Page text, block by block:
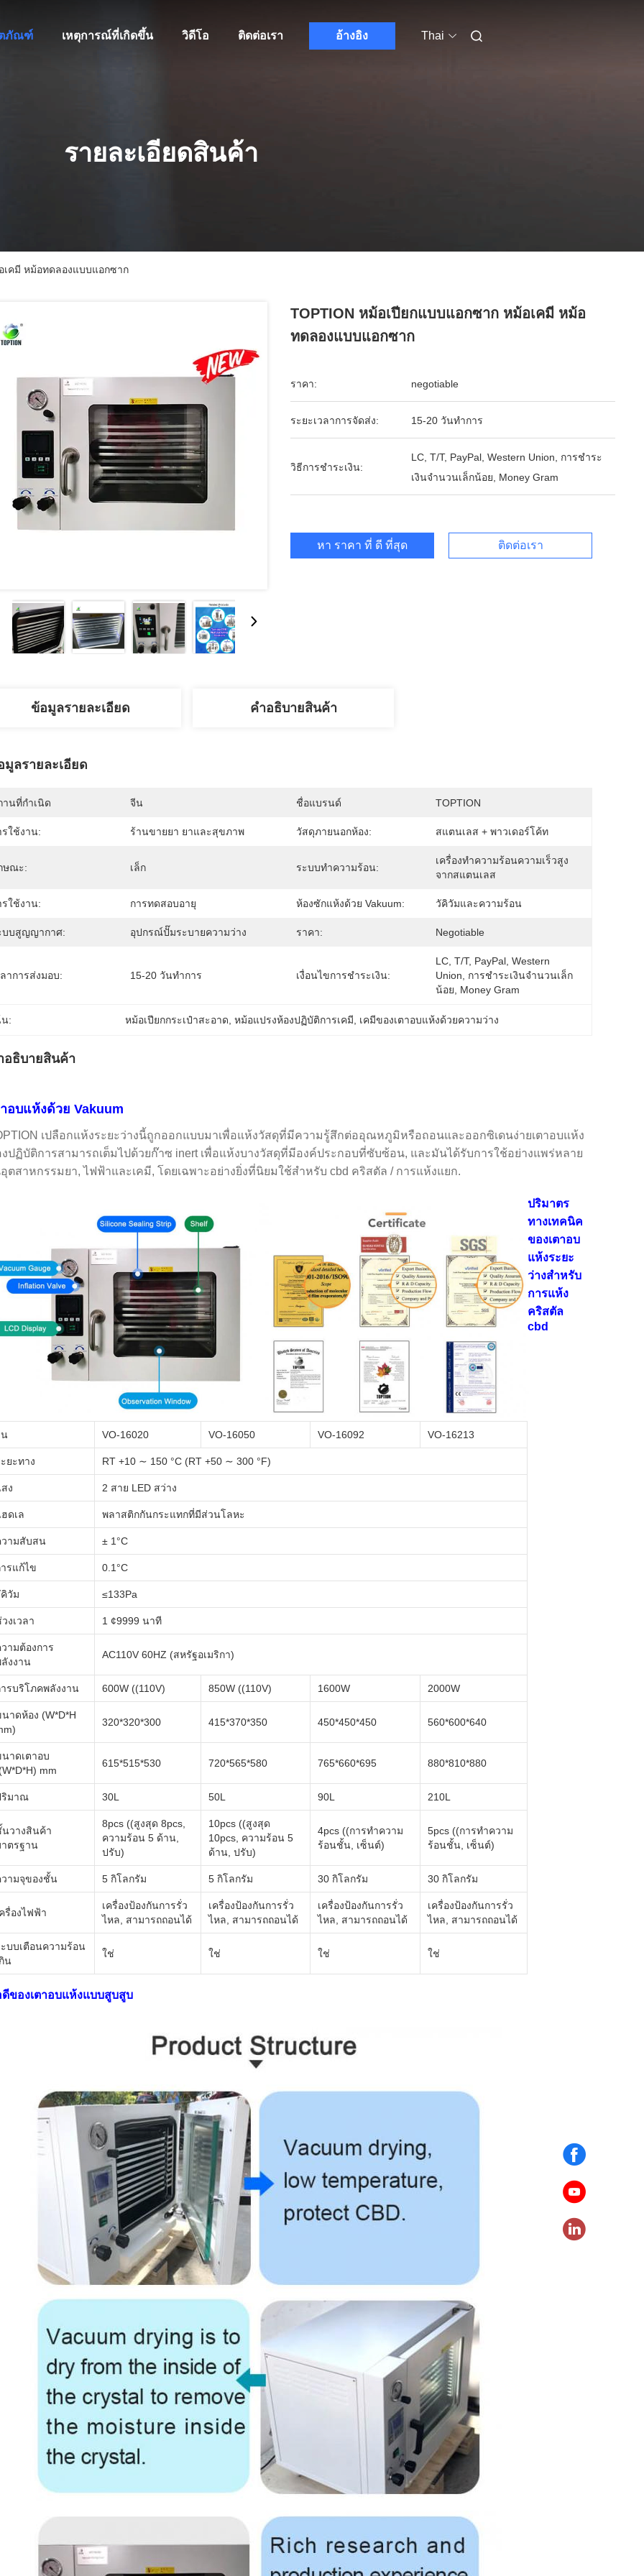
ภัณฑ์ เหตุการณ์ที่เกิดขึ้น วิดีโอ ติดต่อเรา อ้างอิง Thai
รายละเอียดสินค้า
เคมี หม้อทดลองแบบแอกซาก
TOPTION หม้อเปียกแบบแอกซาก หม้อเคมี หม้อ
ทดลองแบบแอกซาก
ราคา: negotiable
ระยะเวลาการจัดส่ง: 15-20 วันทำการ
วิธีการชำระเงิน:
LC, T/T, PayPal, Western Union, การชำระ
เงินจำนวนเล็กน้อย, Money Gram
หา ราคา ที่ ดี ที่สุด ติดต่อเรา
ข้อมูลรายละเอียด คําอธิบายสินค้า
มูลรายละเอียด
านที่กำเนิด จีน ชื่อแบรนด์ TOPTION
รใช้งาน: ร้านขายยา ยาและสุขภาพ วัสดุภายนอกห้อง: สแตนเลส + พาวเดอร์โค้ท
ษณะ: เล็ก ระบบทําความร้อน:
เครื่องทําความร้อนความเร็วสูง
จากสแตนเลส
รใช้งาน: การทดสอบอายุ ห้องซักแห้งด้วย Vakuum: วัคิวัมและความร้อน
บบสูญญากาศ: อุปกรณ์ปั๊มระบายความว่าง ราคา: Negotiable
ลาการส่งมอบ: 15-20 วันทำการ เงื่อนไขการชำระเงิน:
LC, T/T, PayPal, Western
Union, การชำระเงินจำนวนเล็ก
น้อย, Money Gram
น: หม้อเปียกกระเป๋าสะอาด , หม้อแปรงห้องปฏิบัติการเคมี เคมีของเตาอบแห้งด้วยความว่าง
อธิบายสินค้า
อบแห้งด้วย Vakuum
เปลือกแห้งระยะว่างนี้ถูกออกแบบมาเพื่อแห้งวัสดุที่มีความรู้สึกต่ออุณหภูมิหรือถอนและออกซิเดนง่ายเตาอบแห้ง
ปฏิบัติการสามารถเต็มไปด้วยก๊าซ inert เพื่อแห้งบางวัสดุที่มีองค์ประกอบที่ซับซ้อน, และมันได้รับการใช้อย่างแพร่หลาย
ตสาหกรรมยา, ไฟฟ้าและเคมี, โดยเฉพาะอย่างยิ่งที่นิยมใช้สําหรับ cbd คริสตัล / การแห้งแยก.
ปริมาตร
ทางเทคนิค
ของเตาอบ
แห้งระยะ
ว่างสําหรับ
การแห้ง
คริสตัล
cbd
VO-16020 VO-16050 VO-16092 VO-16213
ยะทาง RT +10 ∼ 150 °C (RT +50 ∼ 300 °F)
ง 2 สาย LED สว่าง
ดเล พลาสติกกันกระแทกที่มีส่วนโลหะ
ามสับสน ± 1°C
รแก้ไข 0.1°C
วัม ≤133Pa
งเวลา 1 ¢9999 นาที
ามต้องการ
งงาน
AC110V 60HZ (สหรัฐอเมริกา)
รบริโภคพลังงาน 600W ((110V) 850W ((110V) 1600W 2000W
าดห้อง (W*D*H
320*320*300 415*370*350 450*450*450 560*600*640
าดเตาอบ
mm
615*515*530 720*565*580 765*660*695 880*810*880
มาณ 30L 50L 90L 210L
วางสินค้า
ตรฐาน
8pcs ((สูงสุด 8pcs,
ความร้อน 5 ด้าน,
ปรับ)
10pcs ((สูงสุด
10pcs, ความร้อน 5
ด้าน, ปรับ)
4pcs ((การทําความ
ร้อนชั้น, เซ็นต์)
5pcs ((การทําความ
ร้อนชั้น, เซ็นต์)
ามจุของชั้น 5 กิโลกรัม 5 กิโลกรัม 30 กิโลกรัม 30 กิโลกรัม
รื่องไฟฟ้า
เครื่องป้องกันการรั่ว
ไหล, สามารถถอนได้
เครื่องป้องกันการรั่ว
ไหล, สามารถถอนได้
เครื่องป้องกันการรั่ว
ไหล, สามารถถอนได้
เครื่องป้องกันการรั่ว
ไหล, สามารถถอนได้
บบเตือนความร้อน
น
ใช่ ใช่ ใช่ ใช่
ของเตาอบแห้งแบบสูบสูบ